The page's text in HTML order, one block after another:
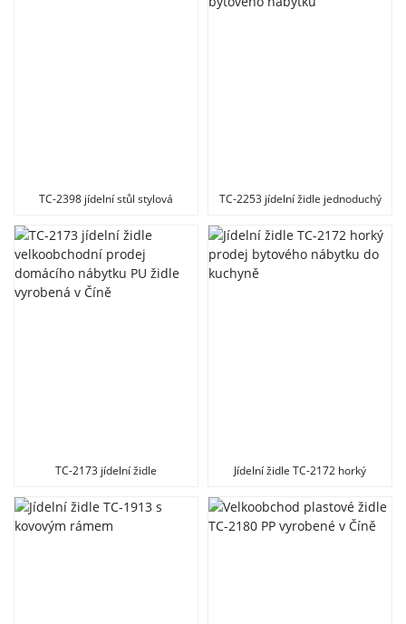
TC-2398 jídelní stůl stylová
TC-2253 jídelní židle jednoduchý
nábytku
TC-2173 jídelní židle
nábytku PU židle vyrobená v
Jídelní židle TC-2172 horký
kuchyně